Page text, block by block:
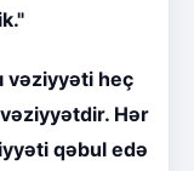
vəziyyəti heç
Hər
qəbul edə